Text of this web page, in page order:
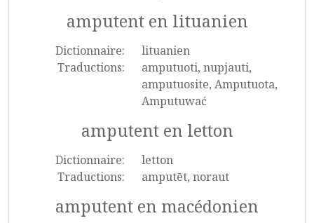
amputent en lituanien
Dictionnaire:
lituanien
Traductions:
amputuoti, nupjauti,
amputuosite, Amputuota,
Amputuwać
amputent en letton
Dictionnaire:
letton
Traductions:
amputēt, noraut
amputent en macédonien